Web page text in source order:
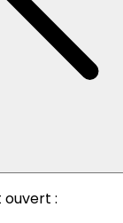
ouvert :